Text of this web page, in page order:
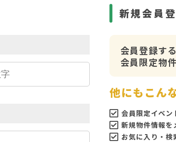
新規会員
会員登録す
会員限定物
他にもこん
会員限定イベン
新規物件情報を
お気に入り・検